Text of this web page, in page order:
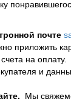
почте
приложить
на
и
Мы